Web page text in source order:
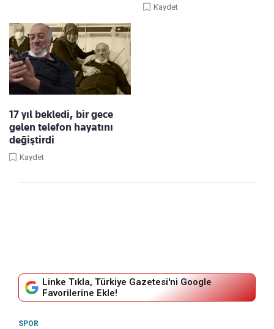
Kaydet
17 yıl bekledi, bir gece
gelen telefon hayatını
değiştirdi
Kaydet
Linke Tıkla, Türkiye Gazetesi'ni Google
Favorilerine Ekle!
SPOR